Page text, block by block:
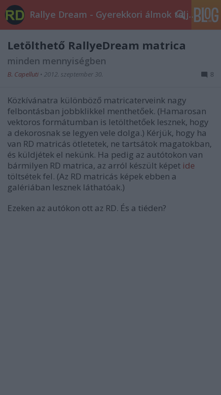
Rallye Dream - Gyerekkori álmok teljesüljetek!
Letölthető RallyeDream matrica
minden mennyiségben
B. Capelluti • 2012. szeptember 30. 8
Közkívánatra különböző matricaterveink nagy
felbontásban jobbklikkel menthetőek. (Hamarosan
vektoros formátumban is letölthetőek lesznek, hogy
a dekorosnak se legyen vele dolga.) Kérjük, hogy ha
van RD matricás ötletetek, ne tartsátok magatokban,
és küldjétek el nekünk. Ha pedig az autótokon van
bármilyen RD matrica, az arról készült képet ide
töltsétek fel. (Az RD matricás képek ebben a
galériában lesznek láthatóak.)
Ezeken az autókon ott az RD. És a tiéden?